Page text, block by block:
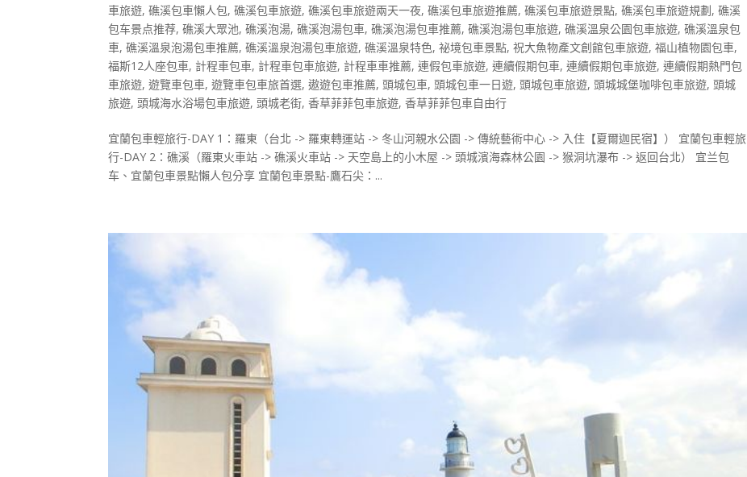
車旅遊,礁溪包車懶人包,礁溪包車旅遊,礁溪包車旅遊兩天一夜,礁溪包車旅遊推薦,礁溪包車旅遊景點,礁溪包車旅遊規劃,礁溪
包车景点推荐,礁溪大眾池,礁溪泡湯,礁溪泡湯包車,礁溪泡湯包車推薦,礁溪泡湯包車旅遊,礁溪溫泉公園包車旅遊,礁溪溫泉包
車,礁溪溫泉泡湯包車推薦,礁溪溫泉泡湯包車旅遊,礁溪溫泉特色,祕境包車景點,祝大魚物產文創館包車旅遊,福山植物園包車,
福斯12人座包車, 計程車包車, 計程車包車旅遊, 計程車車推薦,連假包車旅遊,連續假期包車,連續假期包車旅遊,連續假期熱門包
車旅遊,遊覽車包車,遊覽車包車旅首選,遨遊包車推薦,頭城包車,頭城包車一日遊,頭城包車旅遊,頭城城堡咖啡包車旅遊,頭城
旅遊,頭城海水浴場包車旅遊,頭城老街,香草菲菲包車旅遊,香草菲菲包車自由行
宜蘭包車輕旅行-DAY 1：羅東（台北 -> 羅東轉運站 -> 冬山河親水公園 -> 傳統藝術中心 -> 入住【夏爾迦民宿】） 宜蘭包車輕旅
行-DAY 2：礁溪（羅東火車站 -> 礁溪火車站 -> 天空島上的小木屋 -> 頭城濱海森林公園 -> 猴洞坑瀑布 -> 返回台北） 宜兰包
车、宜蘭包車景點懶人包分享 宜蘭包車景點-鷹石尖：...